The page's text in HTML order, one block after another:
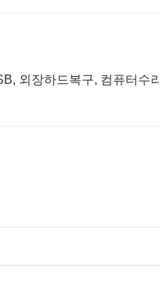
외장하드복구, 컴퓨터수리